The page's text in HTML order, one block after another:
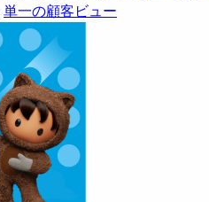
単一の顧客ビュー